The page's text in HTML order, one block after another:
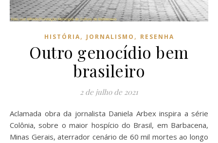
HISTÓRIA, JORNALISMO , RESENHA
Outro genocídio bem
brasileiro
2 de julho de 2021
Aclamada obra da jornalista Daniela Arbex inspira a série
Colônia, sobre o maior hospício do Brasil, em Barbacena,
Minas Gerais, aterrador cenário de 60 mil mortes ao longo